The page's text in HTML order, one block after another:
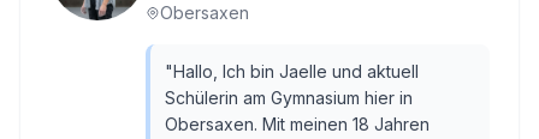
Obersaxen
"Hallo, Ich bin Jaelle und aktuell
Schülerin am Gymnasium hier in
Obersaxen. Mit meinen 18 Jahren